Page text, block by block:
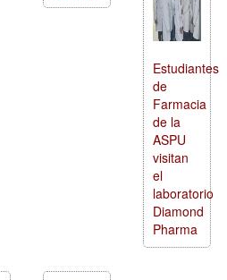
Estudiantes
de
Farmacia
de la
ASPU
visitan
el
laboratorio
Diamond
Pharma